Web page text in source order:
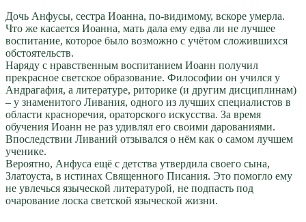
Дочь Анфусы, сестра Иоанна, по-видимому, вскоре умерла.
Что же касается Иоанна, мать дала ему едва ли не лучшее
воспитание, которое было возможно с учётом сложившихся
обстоятельств.
Наряду с нравственным воспитанием Иоанн получил
прекрасное светское образование. Философии он учился у
Андрагафия, а литературе, риторике (и другим дисциплинам)
– у знаменитого Ливания, одного из лучших специалистов в
области красноречия, ораторского искусства. За время
обучения Иоанн не раз удивлял его своими дарованиями.
Впоследствии Ливаний отзывался о нём как о самом лучшем
ученике.
Вероятно, Анфуса ещё с детства утвердила своего сына,
Златоуста, в истинах Священного Писания. Это помогло ему
не увлечься языческой литературой, не подпасть под
очарование лоска светской языческой жизни.